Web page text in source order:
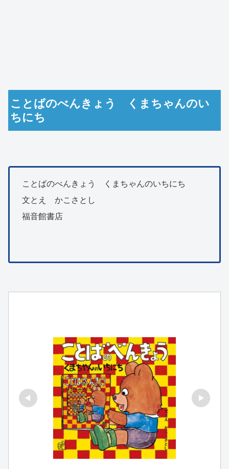
ことばのべんきょう くまちゃんのい
ちにち
ことばのべんきょう くまちゃんのいちにち
文とえ かこさとし
福音館書店